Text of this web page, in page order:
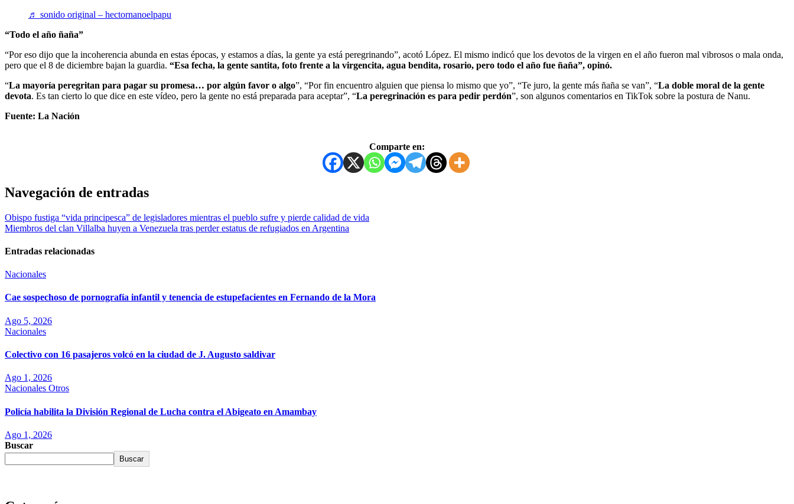
♬ sonido original – hectornanoelpapu
“Todo el año ñaña”
“Por eso dijo que la incoherencia abunda en estas épocas, y estamos a días, la gente ya está peregrinando”, acotó López. El mismo indicó que los devotos de la virgen en el año fueron mal vibrosos o mala onda,
pero que el 8 de diciembre bajan la guardia. “Esa fecha, la gente santita, foto frente a la virgencita, agua bendita, rosario, pero todo el año fue ñaña”, opinó.
“La mayoría peregritan para pagar su promesa… por algún favor o algo”, “Por fin encuentro alguien que piensa lo mismo que yo”, “Te juro, la gente más ñaña se van”, “La doble moral de la gente
devota. Es tan cierto lo que dice en este vídeo, pero la gente no está preparada para aceptar”, “La peregrinación es para pedir perdón”, son algunos comentarios en TikTok sobre la postura de Nanu.
Fuente: La Nación
Comparte en:
Navegación de entradas
Obispo fustiga “vida principesca” de legisladores mientras el pueblo sufre y pierde calidad de vida
Miembros del clan Villalba huyen a Venezuela tras perder estatus de refugiados en Argentina
Entradas relacionadas
Nacionales
Cae sospechoso de pornografía infantil y tenencia de estupefacientes en Fernando de la Mora
Ago 5, 2026
Nacionales
Colectivo con 16 pasajeros volcó en la ciudad de J. Augusto saldivar
Ago 1, 2026
Nacionales Otros
Policía habilita la División Regional de Lucha contra el Abigeato en Amambay
Ago 1, 2026
Buscar
Buscar